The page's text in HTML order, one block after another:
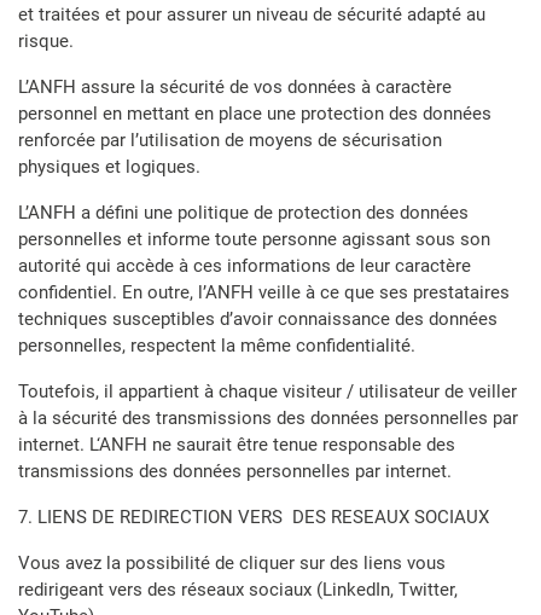
et traitées et pour assurer un niveau de sécurité adapté au
risque.
L’ANFH assure la sécurité de vos données à caractère
personnel en mettant en place une protection des données
renforcée par l’utilisation de moyens de sécurisation
physiques et logiques.
L’ANFH a défini une politique de protection des données
personnelles et informe toute personne agissant sous son
autorité qui accède à ces informations de leur caractère
confidentiel. En outre, l’ANFH veille à ce que ses prestataires
techniques susceptibles d’avoir connaissance des données
personnelles, respectent la même confidentialité.
Toutefois, il appartient à chaque visiteur / utilisateur de veiller
à la sécurité des transmissions des données personnelles par
internet. L‘ANFH ne saurait être tenue responsable des
transmissions des données personnelles par internet.
7. LIENS DE REDIRECTION VERS DES RESEAUX SOCIAUX
Vous avez la possibilité de cliquer sur des liens vous
redirigeant vers des réseaux sociaux (LinkedIn, Twitter,